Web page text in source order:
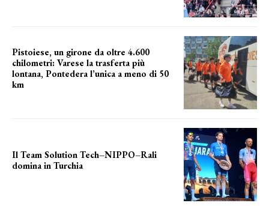
Pistoiese, un girone da oltre 4.600
chilometri: Varese la trasferta più
lontana, Pontedera l’unica a meno di 50
km
Il Team Solution Tech–NIPPO–Rali
domina in Turchia